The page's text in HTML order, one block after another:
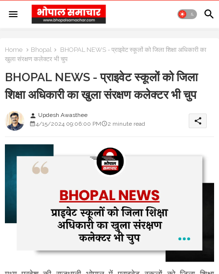
Home Bhopal
BHOPAL NEWS - प्राइवेट स्कूलों को जिला शिक्षा अधिकारी का
खुला संरक्षण कलेक्टर भी चुप
BHOPAL NEWS - प्राइवेट स्कूलों को जिला
शिक्षा अधिकारी का खुला संरक्षण कलेक्टर भी चुप
person Updesh Awasthee
4/15/2024 09:06:00 PM
2 minute read share